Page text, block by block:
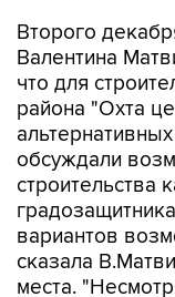
Второго
Валентина
что для
района "Охта
обсуждали
строительства
вариантов
сказала
места.